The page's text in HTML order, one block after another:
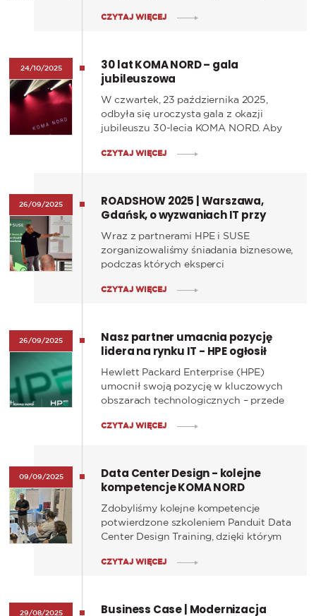
po to, by wspierać innowacje i
CZYTAJ WIĘCEJ
24/10/2025
30 lat KOMA NORD – gala
jubileuszowa
W czwartek, 23 października 2025,
odbyła się uroczysta gala z okazji
jubileuszu 30-lecia KOMA NORD. Aby
pracowników, partnerów i przyjaciół
wspomnień i rozmów o przyszłości.
CZYTAJ WIĘCEJ
26/09/2025
ROADSHOW 2025 | Warszawa,
Gdańsk, o wyzwaniach IT przy
śniadaniu biznesowym
Wraz z partnerami HPE i SUSE
zorganizowaliśmy śniadania biznesowe,
podczas których eksperci
współczesnym wyzwaniom IT.
CZYTAJ WIĘCEJ
26/09/2025
Nasz partner umacnia pozycję
lidera na rynku IT - HPE ogłosił
wyniki za 3 kwartał 2025 roku
Hewlett Packard Enterprise (HPE)
umocnił swoją pozycję w kluczowych
obszarach technologicznych – przede
chmurze hybrydowej – potwierdzając
CZYTAJ WIĘCEJ
09/09/2025
Data Center Design - kolejne
kompetencje KOMA NORD
Zdobyliśmy kolejne kompetencje
potwierdzone szkoleniem Panduit Data
Center Design Training, dzięki którym
projektowanie nowoczesnych
standardami i najlepszymi praktykami.
CZYTAJ WIĘCEJ
29/08/2025
Business Case | Modernizacja